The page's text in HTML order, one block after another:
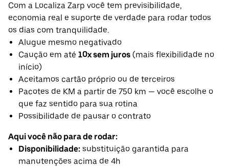
Com a Localiza Zarp você tem previsibilidade,
economia real e suporte de verdade para rodar todos
os dias com tranquilidade.
Alugue mesmo negativado
Caução em até 10x sem juros (mais flexibilidade no
início)
Aceitamos cartão próprio ou de terceiros
Pacotes de KM a partir de 750 km — você escolhe o
que faz sentido para sua rotina
Possibilidade de pausar o contrato
Aqui você não para de rodar:
Disponibilidade: substituição garantida para
manutenções acima de 4h